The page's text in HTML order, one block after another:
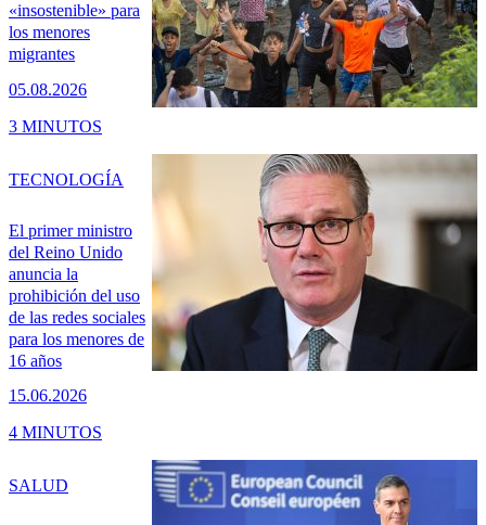
«insostenible» para
los menores
migrantes
05.08.2026
3 MINUTOS
El primer ministro
del Reino Unido
anuncia la
prohibición del uso
de las redes sociales
para los menores de
16 años
15.06.2026
TECNOLOGÍA
4 MINUTOS
SALUD